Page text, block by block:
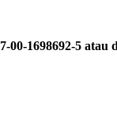
1698692-5 atau